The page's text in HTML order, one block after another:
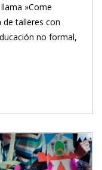
»Come
de talleres con
no formal,